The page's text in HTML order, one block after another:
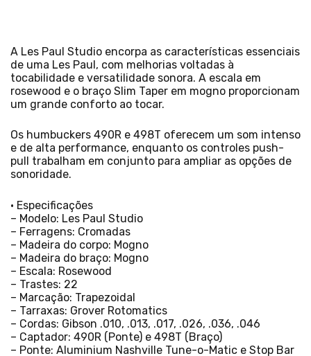
A Les Paul Studio encorpa as características essenciais
de uma Les Paul, com melhorias voltadas à
tocabilidade e versatilidade sonora. A escala em
rosewood e o braço Slim Taper em mogno proporcionam
um grande conforto ao tocar.
Os humbuckers 490R e 498T oferecem um som intenso
e de alta performance, enquanto os controles push-
pull trabalham em conjunto para ampliar as opções de
sonoridade.
• Especificações
– Modelo: Les Paul Studio
– Ferragens: Cromadas
– Madeira do corpo: Mogno
– Madeira do braço: Mogno
– Escala: Rosewood
– Trastes: 22
– Marcação: Trapezoidal
– Tarraxas: Grover Rotomatics
– Cordas: Gibson .010, .013, .017, .026, .036, .046
– Captador: 490R (Ponte) e 498T (Braço)
– Ponte: Aluminium Nashville Tune-o-Matic e Stop Bar